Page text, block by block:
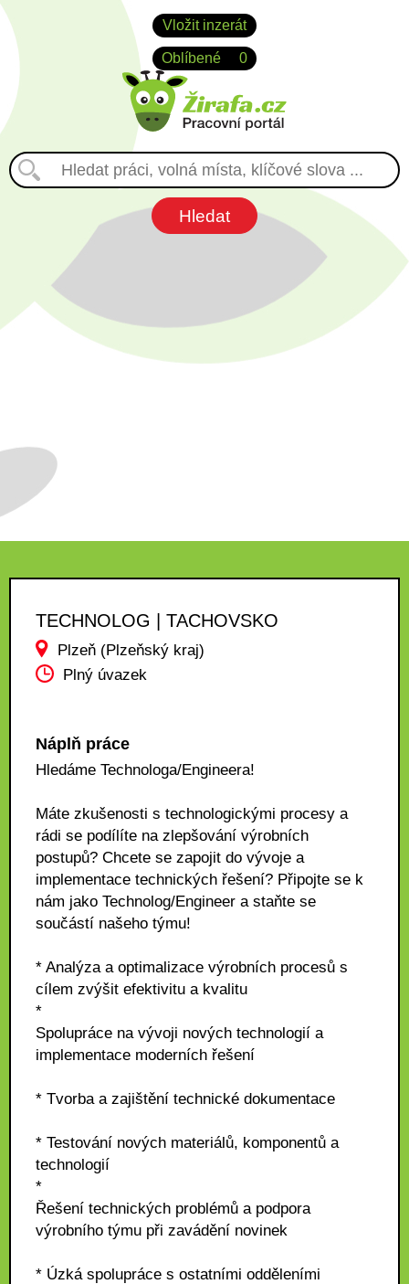
Vložit inzerát
Oblíbené 0
TECHNOLOG | TACHOVSKO
Plzeň (Plzeňský kraj)
Plný úvazek
Náplň práce
Hledáme Technologa/Engineera!
Máte zkušenosti s technologickými procesy a
rádi se podílíte na zlepšování výrobních
postupů? Chcete se zapojit do vývoje a
implementace technických řešení? Připojte se k
nám jako Technolog/Engineer a staňte se
součástí našeho týmu!
* Analýza a optimalizace výrobních procesů s
cílem zvýšit efektivitu a kvalitu
*
Spolupráce na vývoji nových technologií a
implementace moderních řešení
* Tvorba a zajištění technické dokumentace
* Testování nových materiálů, komponentů a
technologií
*
Řešení technických problémů a podpora
výrobního týmu při zavádění novinek
* Úzká spolupráce s ostatními odděleními